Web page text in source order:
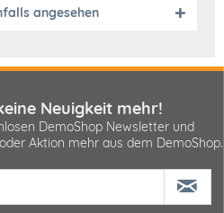
angesehen
Neuigkeit mehr!
DemoShop Newsletter und
Aktion mehr aus dem DemoShop.